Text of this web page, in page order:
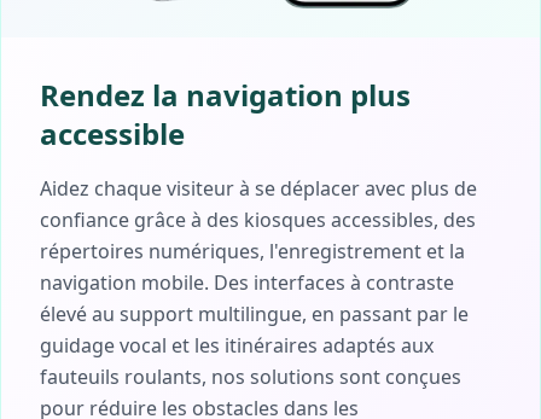
Rendez la navigation plus
accessible
Aidez chaque visiteur à se déplacer avec plus de
confiance grâce à des kiosques accessibles, des
répertoires numériques, l'enregistrement et la
navigation mobile. Des interfaces à contraste
élevé au support multilingue, en passant par le
guidage vocal et les itinéraires adaptés aux
fauteuils roulants, nos solutions sont conçues
pour réduire les obstacles dans les